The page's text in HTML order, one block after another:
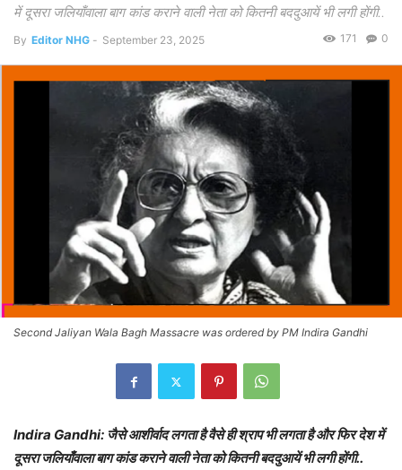
में दूसरा जलियाँवाला बाग कांड कराने वाली नेता को कितनी बददुआयें भी लगी होंगी..
By Editor NHG - September 23, 2025 0
171
Second Jaliyan Wala Bagh Massacre was ordered by PM Indira Gandhi
Indira Gandhi: जैसे आशीर्वाद लगता है वैसे ही श्राप भी लगता है और फिर देश में
दूसरा जलियाँवाला बाग कांड कराने वाली नेता को कितनी बददुआयें भी लगी होंगी..